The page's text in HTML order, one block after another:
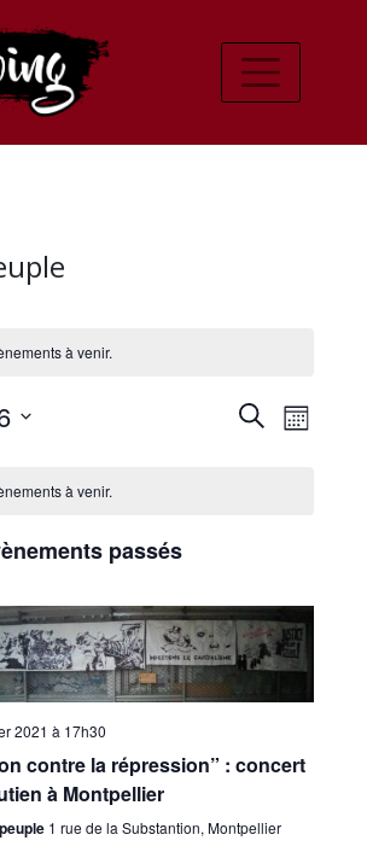
à venir.
vues
Recherche
Mois
à venir.
passés
2021 à 17h30
contre la répression” : concert
à Montpellier
1 rue de la Substantion, Montpellier